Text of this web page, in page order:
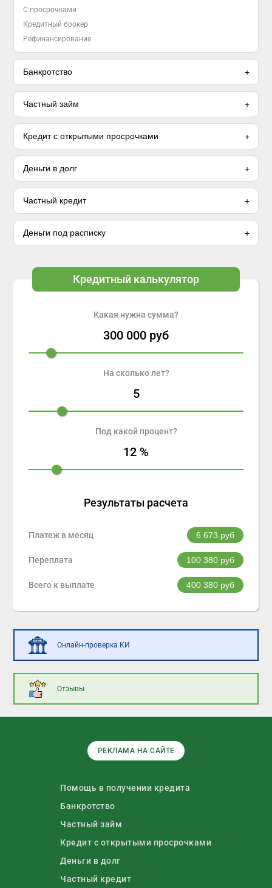
С просрочками
Кредитный брокер
Рефинансирование
Банкротство
Частный займ
Кредит с открытыми просрочками
Деньги в долг
Частный кредит
Деньги под расписку
Кредитный калькулятор
Какая нужна сумма?
300 000 руб
На сколько лет?
5
Под какой процент?
12 %
Результаты расчета
Платеж в месяц 6 673 руб
Переплата 100 380руб
Всего к выплате 400 380руб
Онлайн-проверка КИ
Отзывы
РЕКЛАМА НА САЙТЕ
Помощь в получении кредита
Банкротство
Частный займ
Кредит с открытыми просрочками
Деньги в долг
Частный кредит